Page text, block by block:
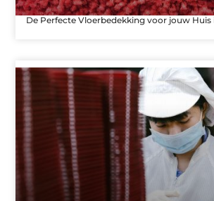
De Perfecte Vloerbedekking voor jouw